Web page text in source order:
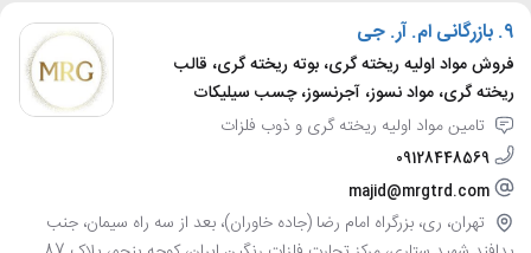
9. بازرگانی ام. آر. جی
فروش مواد اولیه ریخته گری، بوته ریخته گری، قالب
ریخته گری، مواد نسوز، آجرنسوز، چسب سیلیکات
تامین مواد اولیه ریخته گری و ذوب فلزات
09128448569
majid@mrgtrd.com
تهران، ری، بزرگراه امام رضا (جاده خاوران)، بعد از سه راه سیمان، جنب